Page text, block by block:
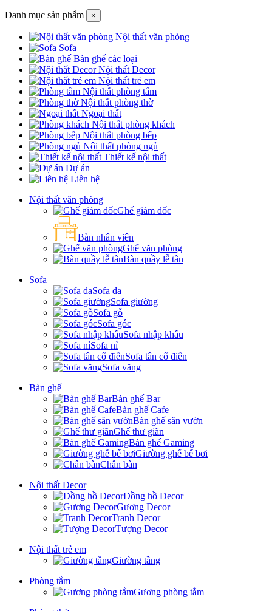
Danh mục sản phẩm ×
Nội thất văn phòng
Sofa
Bàn ghế các loại
Nội thất Decor
Nội thất trẻ em
Nội thất phòng tắm
Nội thất phòng thờ
Ngoại thất
Nội thất phòng khách
Nội thất phòng bếp
Nội thất phòng ngủ
Thiết kế nội thất
Dự án
Liên hệ
Nội thất văn phòng
Ghế giám đốc
Bàn nhân viên
Ghế văn phòng
Bàn quầy lễ tân
Sofa
Sofa da
Sofa giường
Sofa gỗ
Sofa góc
Sofa nhập khẩu
Sofa nỉ
Sofa tân cổ điển
Sofa văng
Bàn ghế
Bàn ghế Bar
Bàn ghế Cafe
Bàn ghế sân vườn
Ghế thư giãn
Bàn ghế Gaming
Giường ghế bể bơi
Chân bàn
Nội thất Decor
Đồng hồ Decor
Gương Decor
Tranh Decor
Tượng Decor
Nội thất trẻ em
Giường tầng
Phòng tắm
Gương phòng tắm